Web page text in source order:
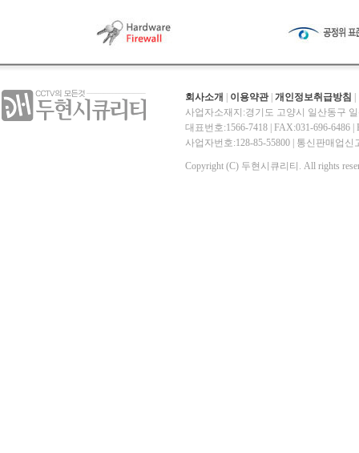
회사소개 이용약관| 개인정보취급방침
사업자소재지:경기도 고양시 일산동구
대표번호:1566-7418 | FAX:031-696-6486 |
사업자번호:128-85-55800 | 통신판매업
Copyright (C) 두현시큐리티. All rights